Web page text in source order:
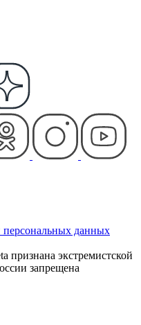
данных
признана экстремистской
запрещена